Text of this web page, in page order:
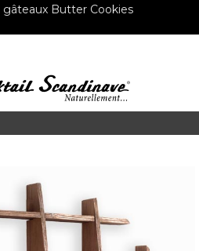
gâteaux Butter Cookies